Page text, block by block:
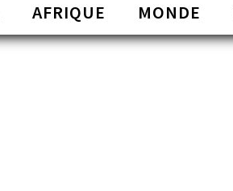
AFRIQUE MONDE